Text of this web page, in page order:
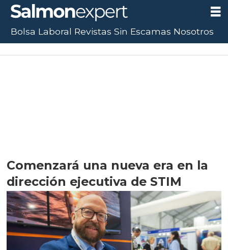
Comenzará una nueva era en la
dirección ejecutiva de STIM
Bolsa Laboral Revistas Sin Escamas Nosotros